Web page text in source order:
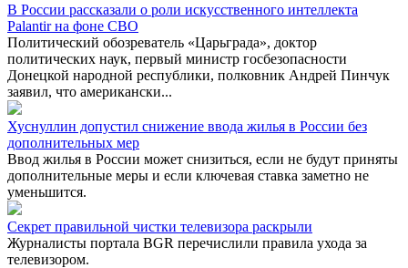
В России рассказали о роли искусственного интеллекта
Palantir на фоне СВО
Политический обозреватель «Царьграда», доктор
политических наук, первый министр госбезопасности
Донецкой народной республики, полковник Андрей Пинчук
заявил, что американски...
Хуснуллин допустил снижение ввода жилья в России без
дополнительных мер
Ввод жилья в России может снизиться, если не будут приняты
дополнительные меры и если ключевая ставка заметно не
уменьшится.
Секрет правильной чистки телевизора раскрыли
Журналисты портала BGR перечислили правила ухода за
телевизором.